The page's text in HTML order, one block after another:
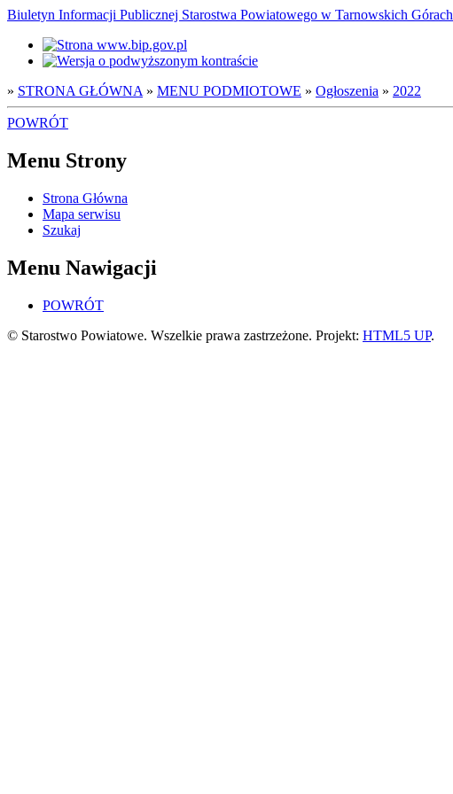
Biuletyn Informacji Publicznej Starostwa Powiatowego w Tarnowskich Górach
» STRONA GŁÓWNA » MENU PODMIOTOWE » Ogłoszenia » 2022
POWRÓT
Menu Strony
Strona Główna
Mapa serwisu
Szukaj
Menu Nawigacji
POWRÓT
© Starostwo Powiatowe. Wszelkie prawa zastrzeżone. Projekt: HTML5 UP.